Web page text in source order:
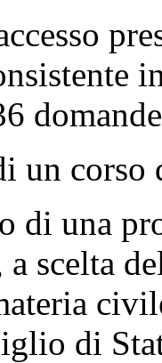
un corso
di una
a scelta
di